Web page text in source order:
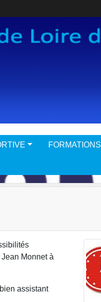
FORMATIONS
Monnet à
assistant